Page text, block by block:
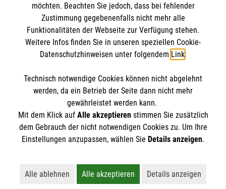
Barrierefreiheit
Malteser in Deutschland
Malteserorden
Sharepoint
Spendenkonto
Bank: PAX Bank für Kirche und Caritas eG
IBAN: DE04 3706 0120 1201 2137 00
BIC: GENODED1PA7
So finden Sie uns
Leonhardstraße 3
85567 Grafing
Email:peter.murr@malteser.org
Der Malteser Hilfsdienst e.V. ist als eingetragene
Gewerbesteuer befreit.
möchten. Beachten Sie jedoch, dass bei fehlender
Zustimmung gegebenenfalls nicht mehr alle
Funktionalitäten der Webseite zur Verfügung stehen.
Weitere Infos finden Sie in unseren speziellen Cookie-
Datenschutzhinweisen unter folgendem Link.
Technisch notwendige Cookies können nicht abgelehnt
werden, da ein Betrieb der Seite dann nicht mehr
gewährleistet werden kann.
Mit dem Klick auf Alle akzeptierenstimmen Sie zusätzlich
dem Gebrauch der nicht notwendigen Cookies zu. Um Ihre
Einstellungen anzupassen, wählen Sie Details anzeigen.
Alle ablehnen
Lehnt alle nicht-essentiellen Cookies ab
Alle akzeptieren
Akzeptiert alle Cookies
Details anzeigen